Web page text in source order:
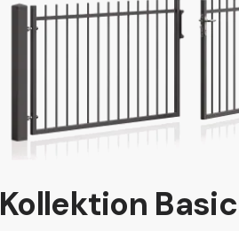
Kollektion Basic